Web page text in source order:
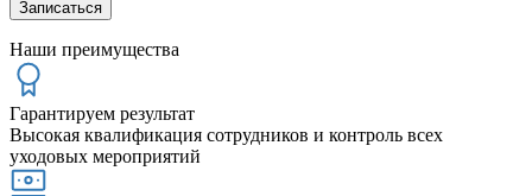
Наши преимущества
Гарантируем результат
Высокая квалификация сотрудников и контроль всех
уходовых мероприятий